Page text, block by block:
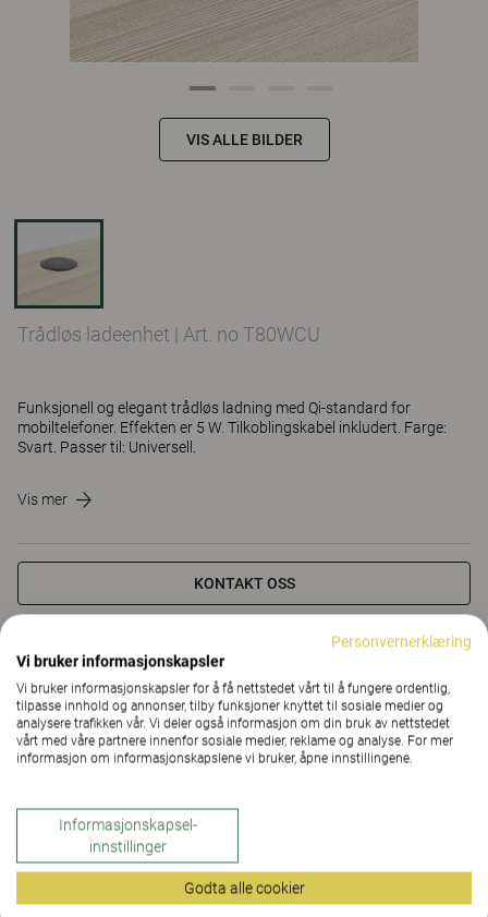
VIS ALLE BILDER
Trådløs ladeenhet | Art. no T80WCU
Funksjonell og elegant trådløs ladning med Qi-standard for
mobiltelefoner. Effekten er 5 W. Tilkoblingskabel inkludert. Farge:
Svart. Passer til: Universell.
Vis mer
KONTAKT OSS
Downloads (1)
Downloads (1)
Smarte tillegg og tilbehør til
skrive- og møtebord
Personvernerklæring
Vi bruker informasjonskapsler
Vi bruker informasjonskapsler for å få nettstedet vårt til å fungere ordentlig,
tilpasse innhold og annonser, tilby funksjoner knyttet til sosiale medier og
analysere trafikken vår. Vi deler også informasjon om din bruk av nettstedet
vårt med våre partnere innenfor sosiale medier, reklame og analyse. For mer
informasjon om informasjonskapslene vi bruker, åpne innstillingene.
Informasjonskapsel-
innstillinger
Godta alle cookier